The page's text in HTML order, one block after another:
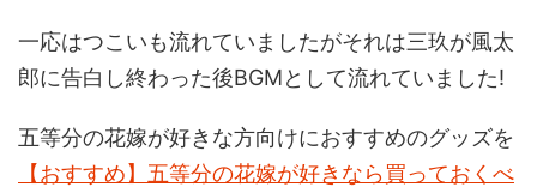
一応はつこいも流れていましたがそれは三玖が風太
郎に告白し終わった後BGMとして流れていました!
五等分の花嫁が好きな方向けにおすすめのグッズを
【おすすめ】五等分の花嫁が好きなら買っておくべ